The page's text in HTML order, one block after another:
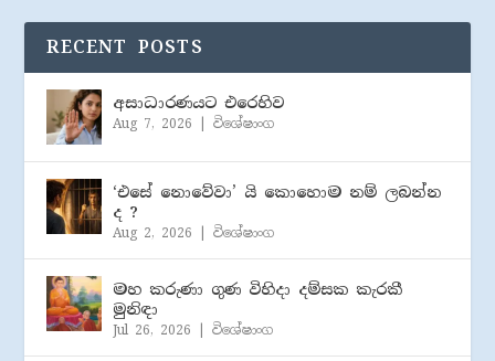
RECENT POSTS
අසාධාරණයට එරෙහිව
Aug 7, 2026 |විශේෂාංග
‘එසේ නොවේවා’ යි කොහොම නම් ලබන්න
ද ?
Aug 2, 2026 |විශේෂාංග
මහ කරුණා ගුණ විහිදා දම්සක කැරකී
මුනිඳා
Jul 26, 2026 |විශේෂාංග